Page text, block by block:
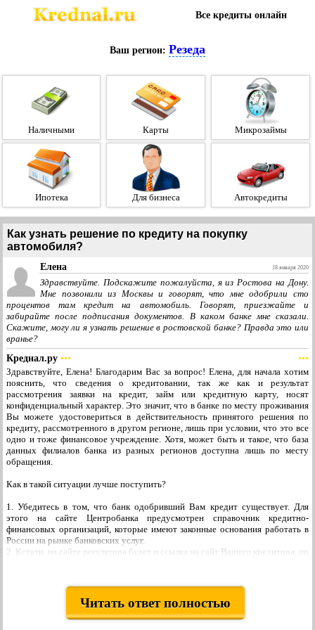
Все кредиты онлайн
Ваш регион: Резеда
Наличными Карты Микрозаймы
Ипотека Для бизнеса Автокредиты
Как узнать решение по кредиту на покупку
автомобиля?
Елена 18 января 2020
Здравствуйте. Подскажите пожалуйста, я из Ростова на Дону.
Мне позвонили из Москвы и говорят, что мне одобрили сто
процентов там кредит на автомобиль. Говорят, приезжайте и
забирайте после подписания документов. В каком банке мне сказали.
Скажите, могу ли я узнать решение в ростовской банке? Правда это или
вранье?
Креднал.ру ••• •••
Здравствуйте, Елена! Благодарим Вас за вопрос! Елена, для начала хотим
пояснить, что сведения о кредитовании, так же как и результат
рассмотрения заявки на кредит, займ или кредитную карту, носят
конфиденциальный характер. Это значит, что в банке по месту проживания
Вы можете удостовериться в действительность принятого решения по
кредиту, рассмотренного в другом регионе, лишь при условии, что это все
одно и тоже финансовое учреждение. Хотя, может быть и такое, что база
данных филиалов банка из разных регионов доступна лишь по месту
обращения.
Как в такой ситуации лучше поступить?
1. Убедитесь в том, что банк одобривший Вам кредит существует. Для
этого на сайте Центробанка предусмотрен справочник кредитно-
финансовых организаций, которые имеют законные основания работать в
России на рынке банковских услуг.
2. Кстати, на сайте регулятора будет и ссылка на сайт Вашего кредитора, по
3. Не доверяйте обещаю о кредитовании (даже если оно исходит от
Сбербанка), если требуется предоплата за перевод денег, за страховку или
за любые другие, кажущиеся логичными, услуги.
4. Никому напрасно не давайте данные своего паспорта и банковской
Читать ответ полностью